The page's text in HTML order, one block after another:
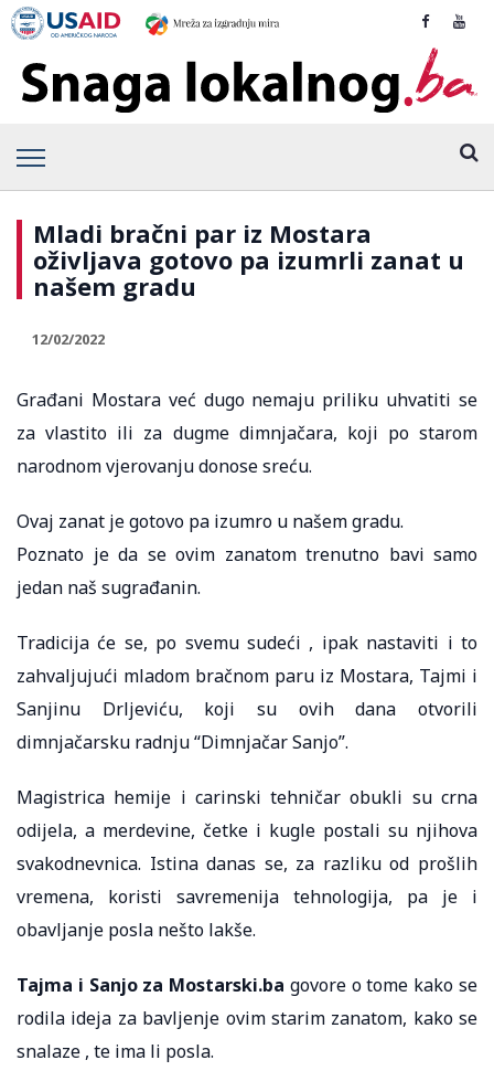
Mladi bračni par iz Mostara
oživljava gotovo pa izumrli zanat u
našem gradu
12/02/2022
Građani Mostara već dugo nemaju priliku uhvatiti se
za vlastito ili za dugme dimnjačara, koji po starom
narodnom vjerovanju donose sreću.
Ovaj zanat je gotovo pa izumro u našem gradu.
Poznato je da se ovim zanatom trenutno bavi samo
jedan naš sugrađanin.
Tradicija će se, po svemu sudeći , ipak nastaviti i to
zahvaljujući mladom bračnom paru iz Mostara, Tajmi i
Sanjinu Drljeviću, koji su ovih dana otvorili
dimnjačarsku radnju “Dimnjačar Sanjo”.
Magistrica hemije i carinski tehničar obukli su crna
odijela, a merdevine, četke i kugle postali su njihova
svakodnevnica. Istina danas se, za razliku od prošlih
vremena, koristi savremenija tehnologija, pa je i
obavljanje posla nešto lakše.
Tajma i Sanjo za Mostarski.ba govore o tome kako se
rodila ideja za bavljenje ovim starim zanatom, kako se
snalaze , te ima li posla.